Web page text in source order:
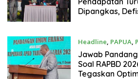
Dipangkas,
Headline, PAPUA,
Jawab
Soal RAPBD
Tegaskan